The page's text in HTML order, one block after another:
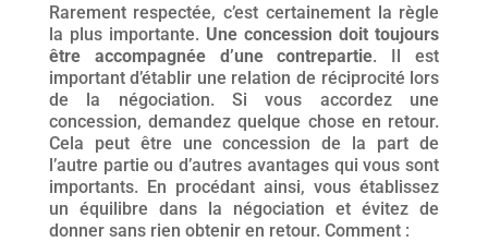
Rarement respectée, c’est certainement la règle
la plus importante. Une concession doit toujours
être accompagnée d’une contrepartie. Il est
important d’établir une relation de réciprocité lors
de la négociation. Si vous accordez une
concession, demandez quelque chose en retour.
Cela peut être une concession de la part de
l’autre partie ou d’autres avantages qui vous sont
importants. En procédant ainsi, vous établissez
un équilibre dans la négociation et évitez de
donner sans rien obtenir en retour. Comment :